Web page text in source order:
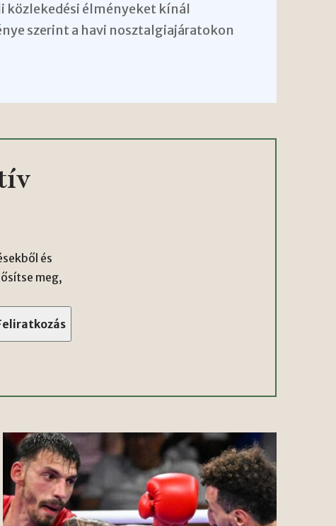
közlekedési élményeket kínál
szerint a havi nosztalgiajáratokon
és
meg,